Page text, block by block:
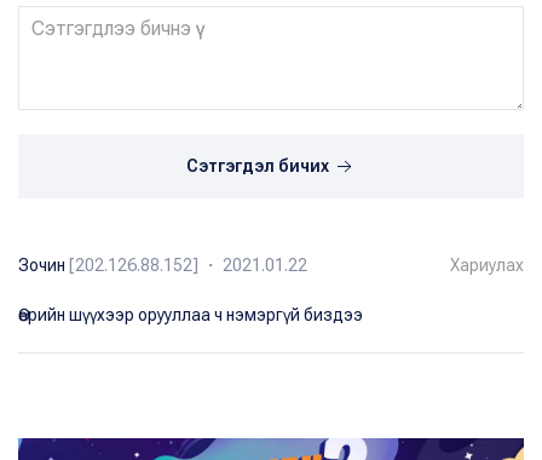
Сэтгэгдэл бичих
Зочин [202.126.88.152] ・ 2021.01.22 Хариулах
Өөрийн шүүхээр орууллаа ч нэмэргүй биздээ